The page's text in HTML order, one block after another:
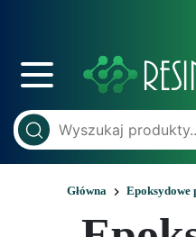
Główna Epoksydowe